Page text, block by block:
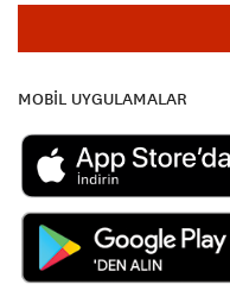
MOBİL UYGULAMALAR